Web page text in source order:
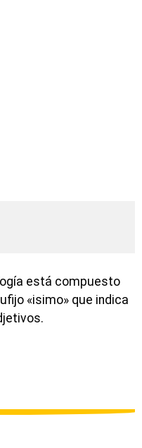
está compuesto
«isimo» que indica